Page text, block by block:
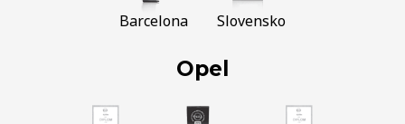
Barcelona Slovensko
Opel